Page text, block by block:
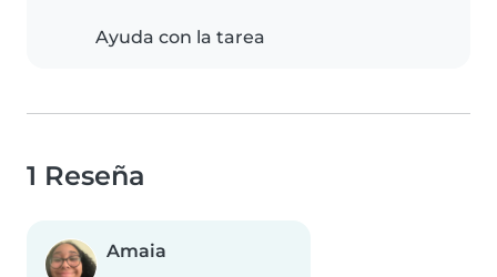
Ayuda con la tarea
1 Reseña
Amaia